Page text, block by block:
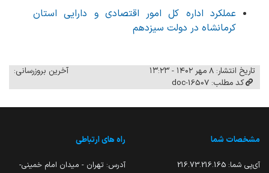
عملکرد اداره کل امور اقتصادی و دارایی استان
کرمانشاه در دولت سیزدهم
تاریخ انتشار: ۸ مهر ۱۴۰۲ - ۱۳:۲۳
آخرین بروزرسانی:
کد مطلب: 16507-doc
مشخصات شما
آی‌پی شما: 216.73.216.165
راه های ارتباطی
آدرس: تهران - میدان امام خمینی-